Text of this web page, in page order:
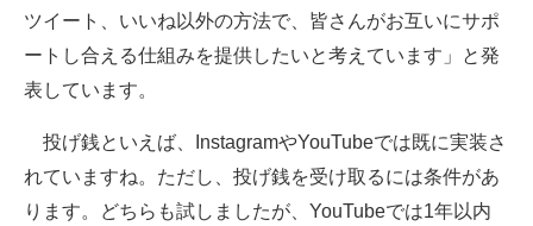
AI活用のいまが分かる
企業ITのトレンドを詳説
ITエンジニア向け専門サイト
ツイート、いいね以外の方法で、皆さんがお互いにサポ
ートし合える仕組みを提供したいと考えています」と発
表しています。
投げ銭といえば、InstagramやYouTubeでは既に実装さ
れていますね。ただし、投げ銭を受け取るには条件があ
ります。どちらも試しましたが、YouTubeでは1年以内